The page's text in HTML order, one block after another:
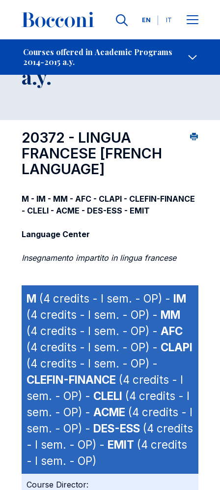
Languages
EN IT
Courses offered in Academic Programs
2014-2015 a.y.
- Contact Us
Course 2014-2015
a.y.
20372 - LINGUA
FRANCESE [FRENCH
LANGUAGE]
M - IM - MM - AFC - CLAPI - CLEFIN-FINANCE
- CLELI - ACME - DES-ESS - EMIT
Language Center
Insegnamento impartito in lingua francese
M (4 credits - I sem. - OP) - IM
(4 credits - I sem. - OP) - MM
(4 credits - I sem. - OP) - AFC
(4 credits - I sem. - OP) - CLAPI
(4 credits - I sem. - OP) -
CLEFIN-FINANCE (4 credits - I
sem. - OP) - CLELI (4 credits - I
sem. - OP) - ACME (4 credits - I
sem. - OP) - DES-ESS (4 credits
- I sem. - OP) - EMIT (4 credits
- I sem. - OP)
Course Director: